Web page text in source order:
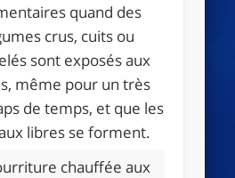
quand des
crus, cuits ou
sont exposés aux
même pour un très
de temps, et que les
libres se forment.
chauffée aux